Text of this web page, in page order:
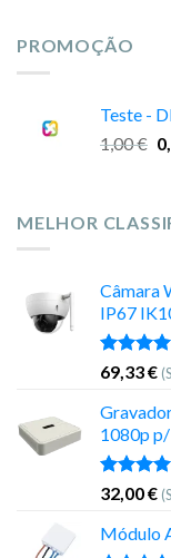
PROMOÇÃO
Teste -
1,00€
MELHOR
Câmara
IP67
Avaliação
5.00
de 5
69,33€
1080p
Avaliação
5.00
de 5
32,00€
Módulo